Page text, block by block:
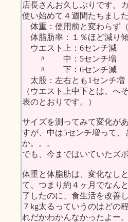
店長さんお久しぶりです。
使い始めて４週間たちまし
体重：使用前と変わらず
体脂肪率：１％ほど減り
ウエスト上：6センチ減
〃 中：5センチ増
〃 下：6センチ減
太股：左右とも1センチ増
（ウエスト上中下とは、へ
表のとおりです。）
サイズを測ってみて変化が
すが、中は5センチ増って
か。。。
でも、今まではいていたズ
体重と体脂肪は、変化なし
て、つまり約４ヶ月でなん
了したのに、食生活を改善
７kg太るっていうのはどの
れだかわかんなかったよー